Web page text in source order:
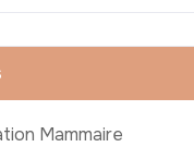
Mammaire